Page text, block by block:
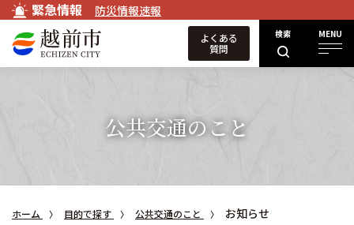
緊急情報 防災情報速報
検索 MENU
よくある
質問
公共交通のこと
ホーム 目的で探す 公共交通のこと お知らせ